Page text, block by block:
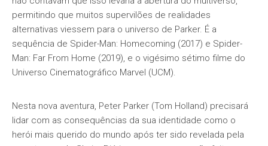
permitindo que muitos supervilões de realidades
alternativas viessem para o universo de Parker. É a
sequência de Spider-Man: Homecoming (2017) e Spider-
Man: Far From Home (2019), e o vigésimo sétimo filme do
Universo Cinematográfico Marvel (UCM).
Nesta nova aventura, Peter Parker (Tom Holland) precisará
lidar com as consequências da sua identidade como o
herói mais querido do mundo após ter sido revelada pela